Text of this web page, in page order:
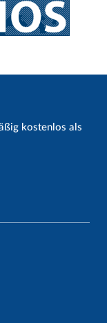
kostenlos als